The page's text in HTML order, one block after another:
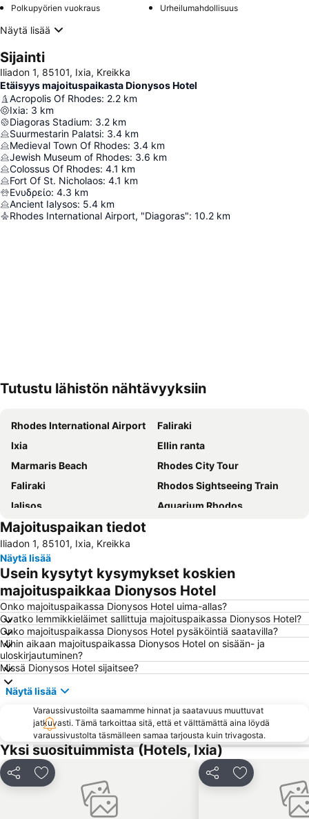
Polkupyörien vuokraus
Urheilumahdollisuus
Näytä lisää
Sijainti
Iliadon 1, 85101, Ixia, Kreikka
Etäisyys majoituspaikasta Dionysos Hotel
Acropolis Of Rhodes: 2.2 km
Ixia: 3 km
Diagoras Stadium: 3.2 km
Suurmestarin Palatsi: 3.4 km
Medieval Town Of Rhodes: 3.4 km
Jewish Museum of Rhodes: 3.6 km
Colossus Of Rhodes: 4.1 km
Fort Of St. Nicholaos: 4.1 km
Ενυδρείο: 4.3 km
Ancient Ialysos: 5.4 km
Rhodes International Airport, "Diagoras": 10.2 km
Tutustu lähistön nähtävyyksiin
Rhodes International Airport
Faliraki
Ixia
Ellin ranta
Marmaris Beach
Rhodes City Tour
Faliraki
Rhodos Sightseeing Train
Ialisos
Aquarium Rhodos
Old Town Gates
Μedieval city of Rhodes
Afandou
Cactus
Kallithea terme
Pallas - 5 Cinemas Center
Icmeler II Public Beach
Acropolis of Lindos
Icmeler Beach
Mandraki
Faliraki 1
Kolimbia
Castellum
Stegna
Melina Merkouri - Medieval Moat Theater
Tsambika Beach
Agathi
Rodini Park
«The Blue Orange Band» live Friday's
Orfanidou
Mandráki
Diagoras Stadium
26. 28th October - NO anniversary
Majoituspaikan tiedot
Iliadon 1, 85101, Ixia, Kreikka
Näytä lisää
Usein kysytyt kysymykset koskien
majoituspaikkaa Dionysos Hotel
Onko majoituspaikassa Dionysos Hotel uima-allas?
Ovatko lemmikkieläimet sallittuja majoituspaikassa Dionysos Hotel?
Onko majoituspaikassa Dionysos Hotel pysäköintiä saatavilla?
Mihin aikaan majoituspaikassa Dionysos Hotel on sisään- ja
uloskirjautuminen?
Missä Dionysos Hotel sijaitsee?
Näytä lisää
Varaussivustoilta saamamme hinnat ja saatavuus muuttuvat
jatkuvasti. Tämä tarkoittaa sitä, että et välttämättä aina löydä
varaussivustolta täsmälleen samaa tarjousta kuin trivagosta.
Yksi suosituimmista (Hotels, Ixia)
Jaa Lisää suosikkeihin Jaa Lisää